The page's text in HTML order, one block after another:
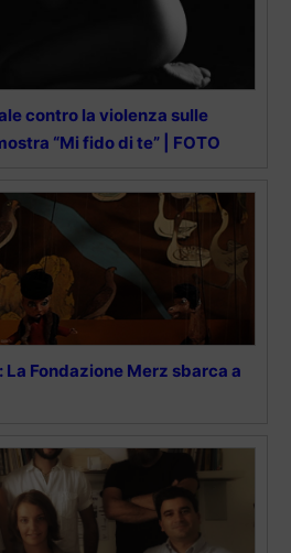
contro la violenza sulle
“Mi fido di te” | FOTO
Fondazione Merz sbarca a